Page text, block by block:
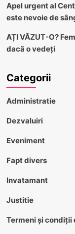
Apel urgent al
este nevoie de
AȚI VĂZUT-O?
dacă o vedeți
Categorii
Administratie
Dezvaluiri
Eveniment
Fapt divers
Invatamant
Justitie
Termeni și condiții